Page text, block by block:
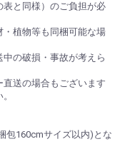
と同様）のご負担が必
植物等も同梱可能な場
の破損・事故が考えら
送の場合もございます
包160cmサイズ以内)とな